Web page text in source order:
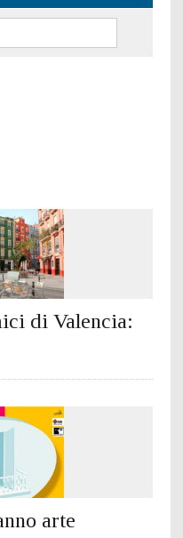
di Valencia:
arte